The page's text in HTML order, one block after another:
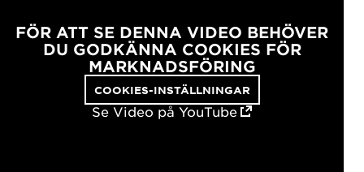
FÖR ATT SE DENNA VIDEO BEHÖVER
DU GODKÄNNA COOKIES FÖR
MARKNADSFÖRING
COOKIES-INSTÄLLNINGAR
Se Video på YouTube